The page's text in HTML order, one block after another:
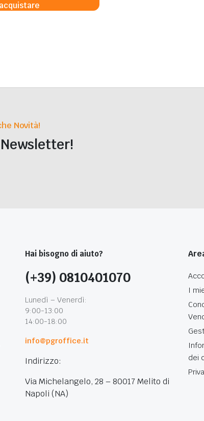
acquistare
Novità!
Hai bisogno di aiuto?
(+39) 0810401070
Lunedì – Venerdì:
9:00-13:00
14:00-18:00
info@pgroffice.it
Indirizzo:
Via Michelangelo, 28 – 80017 Melito di
Napoli (NA)
I
dei